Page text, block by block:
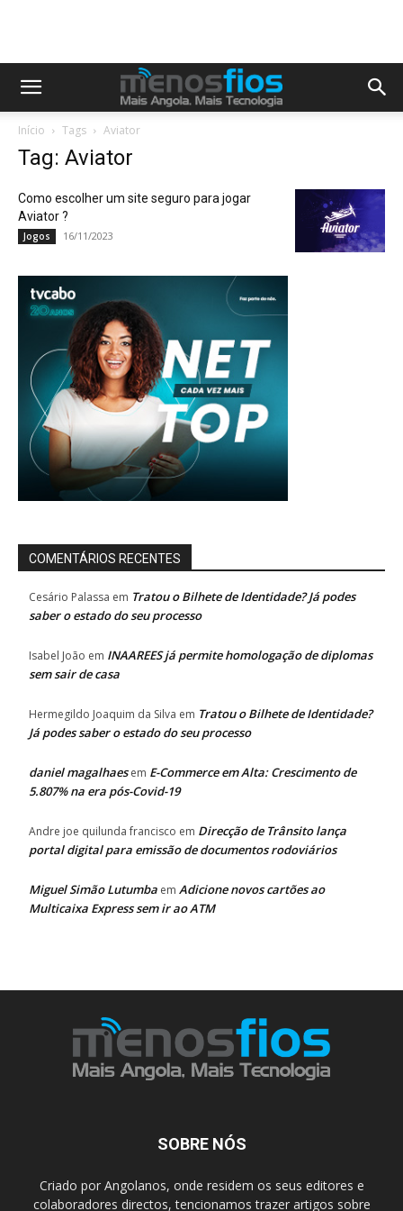
Início Tags Aviator
Tag: Aviator
Como escolher um site seguro para jogar
Aviator ?
Jogos 16/11/2023
COMENTÁRIOS RECENTES
Cesário Palassa em Tratou o Bilhete de Identidade? Já podes
saber o estado do seu processo
Isabel João em INAAREES já permite homologação de diplomas
sem sair de casa
Hermegildo Joaquim da Silva em Tratou o Bilhete de Identidade?
Já podes saber o estado do seu processo
daniel magalhaesem E-Commerce em Alta: Crescimento de
5.807% na era pós-Covid-19
Andre joe quilunda francisco em Direcção de Trânsito lança
portal digital para emissão de documentos rodoviários
Miguel Simão Lutumba em Adicione novos cartões ao
Multicaixa Express sem ir ao ATM
SOBRE NÓS
Criado por Angolanos, onde residem os seus editores e
colaboradores directos, tencionamos trazer artigos sobre